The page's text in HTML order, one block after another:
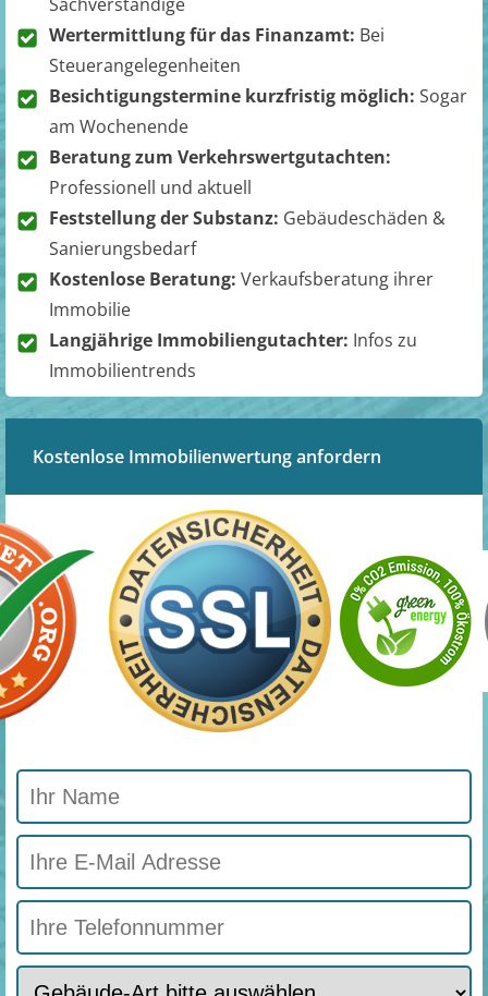
Wertermittlung für das Finanzamt: Bei
Steuerangelegenheiten
Besichtigungstermine kurzfristig möglich: Sogar
am Wochenende
Beratung zum Verkehrswertgutachten:
Professionell und aktuell
Feststellung der Substanz: Gebäudeschäden &
Sanierungsbedarf
Kostenlose Beratung: Verkaufsberatung ihrer
Immobilie
Langjährige Immobiliengutachter: Infos zu
Immobilientrends
Kostenlose Immobilienwertung anfordern